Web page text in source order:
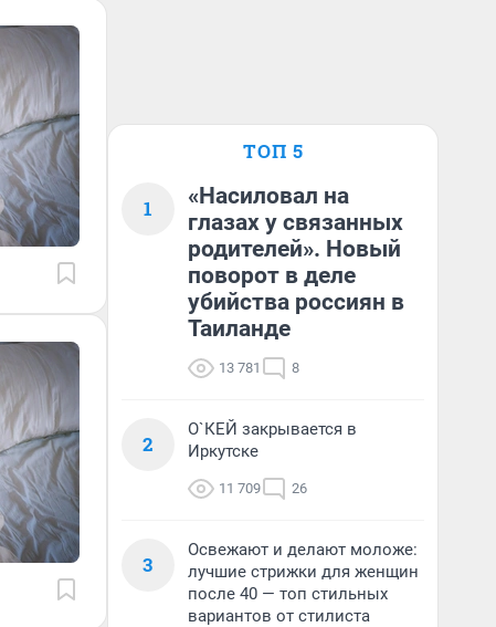
ТОП 5
1
«Насиловал на
глазах у связанных
родителей». Новый
поворот в деле
убийства россиян в
Таиланде
13 781 8
2
О`КЕЙ закрывается в
Иркутске
11 709 26
3
Освежают и делают моложе:
лучшие стрижки для женщин
после 40 — топ стильных
вариантов от стилиста